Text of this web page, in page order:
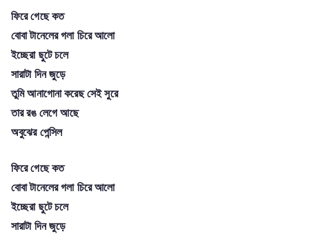
ফিরে গেছে কত
বোবা টানেলের গলা চিরে আলো
ইচ্ছেরা ছুটে চলে
সারাটা দিন জুড়ে
তুমি আনাগোনা করেছ সেই সুরে
তার রঙ লেগে আছে
অবুঝের পেন্সিল
ফিরে গেছে কত
বোবা টানেলের গলা চিরে আলো
ইচ্ছেরা ছুটে চলে
সারাটা দিন জুড়ে